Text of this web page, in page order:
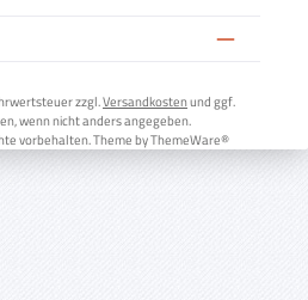
zzgl.Versandkostenund ggf.
wenn nicht anders angegeben.
vorbehalten. Theme byThemeWare®